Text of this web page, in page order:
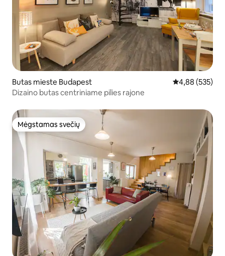
Butas mieste Budapest Vidutinis
4,88 (535)
Dizaino butas centriniame pilies rajone
Mėgstamas svečių
Mėgstamas svečių